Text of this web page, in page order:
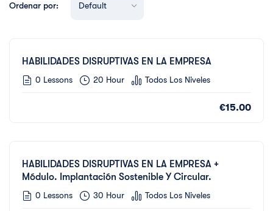
Ordenar por:
HABILIDADES DISRUPTIVAS EN LA EMPRESA
0 Lessons 20 Hour Todos Los Niveles
€15.00
HABILIDADES DISRUPTIVAS EN LA EMPRESA +
Módulo. Implantación Sostenible Y Circular.
0 Lessons 30 Hour Todos Los Niveles